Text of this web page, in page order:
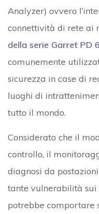
Analyzer) ovvero
connettività di rete ai
della serie Garret PD
comunemente
sicurezza in case di
luoghi di
tutto il mondo.
Considerato che il
controllo, il
diagnosi da
tante vulnerabilità sui
potrebbe comportare